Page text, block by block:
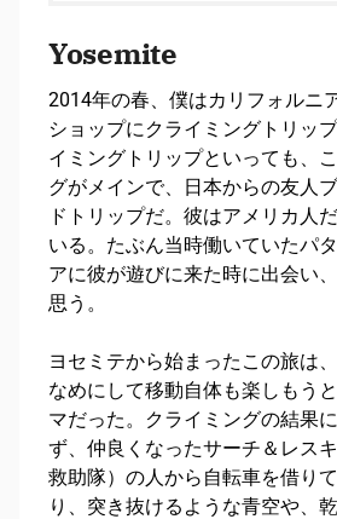
Yosemite
2014年の春、僕はカリフォルニ
ショップにクライミングトリッ
イミングトリップといっても、
グがメインで、日本からの友人
ドトリップだ。彼はアメリカ人
いる。たぶん当時働いていたパ
アに彼が遊びに来た時に出会い
思う。
ヨセミテから始まったこの旅は
なめにして移動自体も楽しもう
マだった。クライミングの結果
ず、仲良くなったサーチ＆レス
救助隊）の人から自転車を借り
り、突き抜けるような青空や、